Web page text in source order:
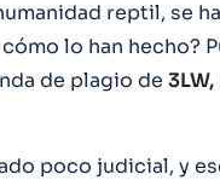
reptil, se
lo han hecho?
de plagio de 3LW,
poco judicial, y